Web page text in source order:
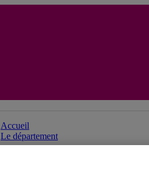
Accueil
Le département